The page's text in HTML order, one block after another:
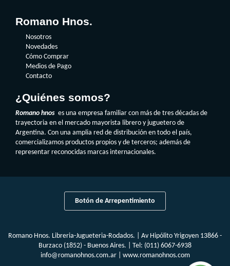
Romano Hnos.
Nosotros
Novedades
Cómo Comprar
Medios de Pago
Contacto
¿Quiénes somos?
Romano hnos es una empresa familiar con más de tres décadas de
trayectoria en el mercado mayorista librero y juguetero de
Argentina. Con una amplia red de distribución en todo el país,
comercializamos productos propios y de terceros; además de
representar reconocidas marcas internacionales.
Botón de Arrepentimiento
Romano Hnos. Libreria-Jugueteria-Rodados. | Av Hipólito Yrigoyen 13866 -
Burzaco (1852) - Buenos Aires. | Tel: (011) 6067-6938
info@romanohnos.com.ar| www.romanohnos.com